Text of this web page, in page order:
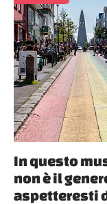
In questo
non è il
aspetteresti